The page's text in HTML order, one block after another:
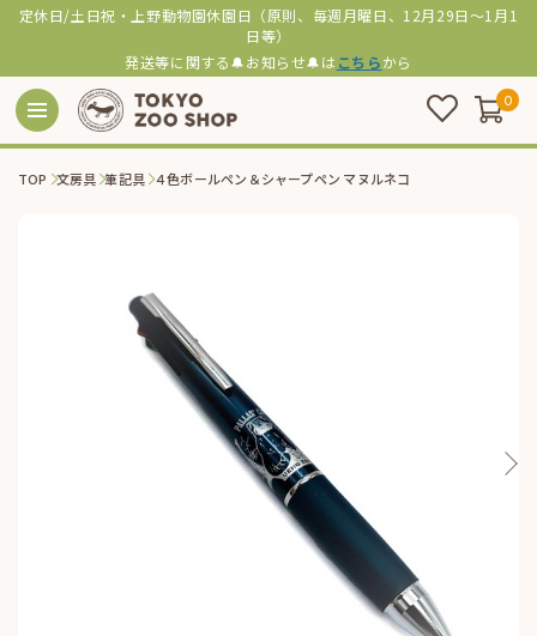
定休日/土日祝・上野動物園休園日（原則、毎週月曜日、12月29日～1月1
日等）
発送等に関する🔔お知らせ🔔は こちらから
0
TOP 文房具 筆記具 ４色ボールペン＆シャープペン マヌルネコ